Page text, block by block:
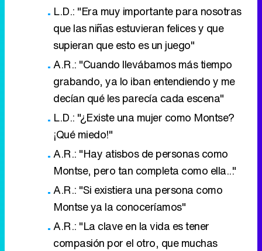
L.D.: "Era muy importante para nosotras
que las niñas estuvieran felices y que
supieran que esto es un juego"
A.R.: "Cuando llevábamos más tiempo
grabando, ya lo iban entendiendo y me
decían qué les parecía cada escena"
L.D.: "¿Existe una mujer como Montse?
¡Qué miedo!"
A.R.: "Hay atisbos de personas como
Montse, pero tan completa como ella..."
A.R.: "Si existiera una persona como
Montse ya la conoceríamos"
A.R.: "La clave en la vida es tener
compasión por el otro, que muchas